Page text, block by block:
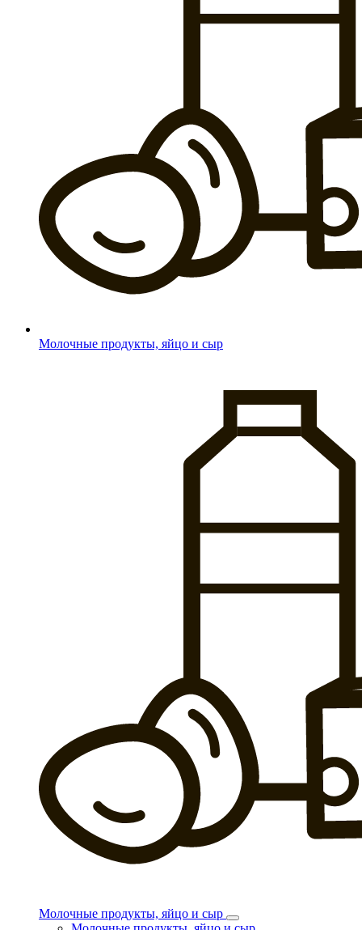
Молочные продукты, яйцо и сыр
Молочные продукты, яйцо и сыр